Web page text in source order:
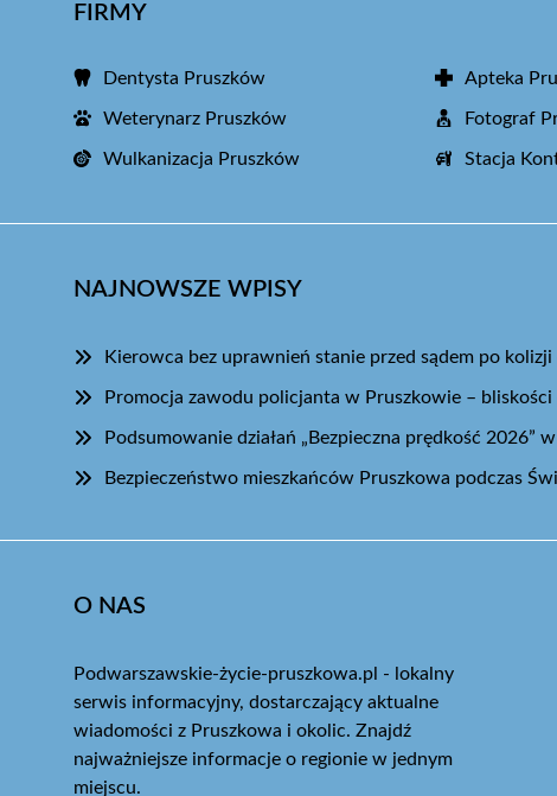
FIRMY
Dentysta Pruszków Apteka
Weterynarz Pruszków Fotograf
Wulkanizacja Pruszków Stacja
NAJNOWSZE WPISY
Kierowca bez uprawnień stanie przed sądem po
Promocja zawodu policjanta w Pruszkowie –
Podsumowanie działań „Bezpieczna prędkość 2026”
Bezpieczeństwo mieszkańców Pruszkowa podczas
O NAS
Podwarszawskie-życie-pruszkowa.pl - lokalny
serwis informacyjny, dostarczający aktualne
wiadomości z Pruszkowa i okolic. Znajdź
najważniejsze informacje o regionie w jednym
miejscu.